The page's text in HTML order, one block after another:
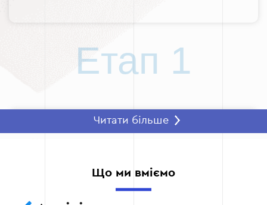
Етап 1
Етап 2 — Технічна оптимізація
дублікатів сторінок, поліпшення швидкості
Читати більше
Що ми вміємо